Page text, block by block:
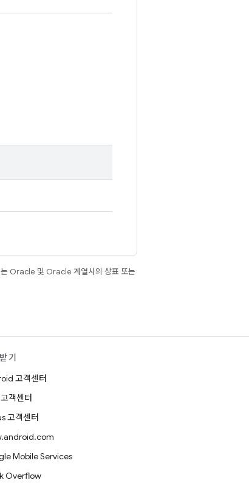
Oracle 및 Oracle 계열사의 상표 또는
기
고객센터
객센터
고객센터
Mobile Services
Overflow